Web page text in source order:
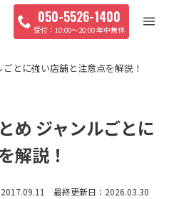
050-5526-1400
10:00〜20:00 年中無休
とに強い店舗と注意点を解説！
め ジャンルごとに
解説！
最終更新日：2026.03.30